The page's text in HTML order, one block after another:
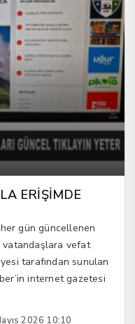
ERİŞİMDE
gün güncellenen
vatandaşlara vefat
tarafından sunulan
internet gazetesi
2026 10:10